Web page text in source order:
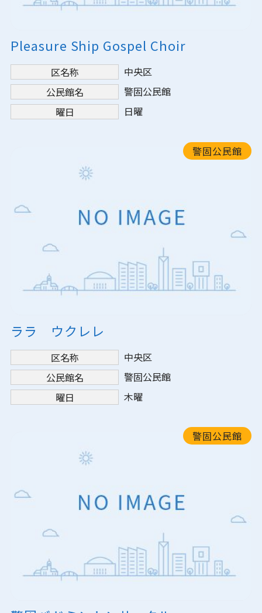
Pleasure Ship Gospel Choir
区名称
中央区
公民館名
警固公民館
曜日
日曜
警固公民館
ララ ウクレレ
区名称
中央区
公民館名
警固公民館
曜日
木曜
警固公民館